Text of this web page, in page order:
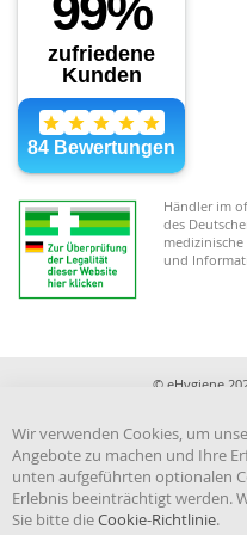
Händler im
des
und
© eHygiene
Wir verwenden Cookies, um
Angebote zu machen und Ihre
unten aufgeführten optionalen
Erlebnis beeinträchtigt werden.
Sie bitte dieCookie-Richtlinie.